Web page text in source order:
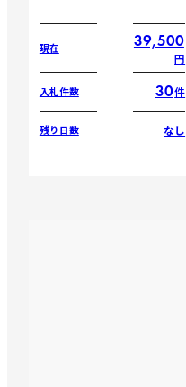
現在 39,500
円
入札件数 30件
残り日数 なし